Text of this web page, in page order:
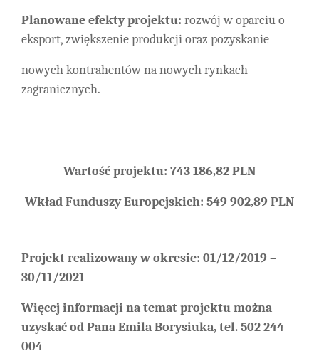
Planowane efekty projektu: rozwój w oparciu o
eksport, zwiększenie produkcji oraz pozyskanie
nowych kontrahentów na nowych rynkach
zagranicznych.
Wartość projektu: 743 186,82PLN
Wkład Funduszy Europejskich: 549 902,89 PLN
Projekt realizowany w okresie: 01/12/2019 –
30/11/2021
Więcej informacji na temat projektu można
uzyskać od Pana Emila Borysiuka, tel. 502 244
004